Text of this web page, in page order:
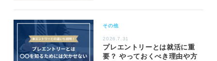
その他
2026.7.31
プレエントリーとは就活に重
要？ やっておくべき理由や方